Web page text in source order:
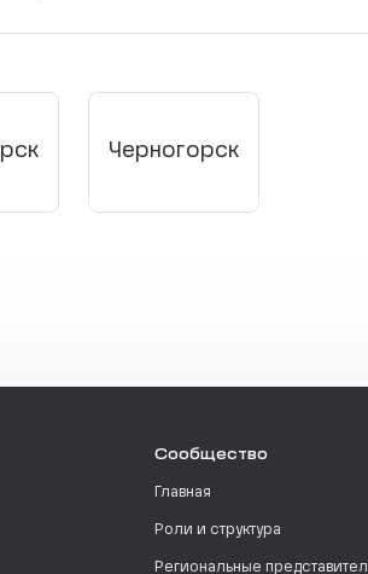
Черногорск
Сообщество
Главная
Роли и структура
Региональные